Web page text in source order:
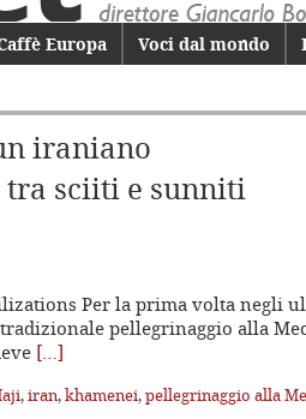
Europa Voci dal mondo
iraniano
sciiti e sunniti
Per la prima volta negli
pellegrinaggio alla
[…]
,iran,khamenei,pellegrinaggio alla